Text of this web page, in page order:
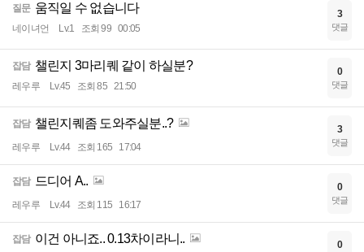
질문 움직일 수 없습니다
네이녀언 Lv.1 조회 99 00:05
3
댓글
잡담 챌린지 3마리퀘 같이 하실분?
레우루 Lv.45 조회 85 21:50
0
댓글
잡담 챌린지퀘좀 도와주실분..?
레우루 Lv.44 조회 165 17:04
3
댓글
잡담 드디어 A..
레우루 Lv.44 조회 115 16:17
0
댓글
잡담 이건 아니죠.. 0.13차이라니.. 0